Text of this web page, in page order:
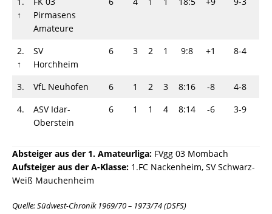
↑
Pirmasens
Amateure
2.
↑
SV
Horchheim
6 3 2 1 9:8 +1 8-4
3. VfL Neuhofen 6 1 2 3 8:16 -8
4-8
4.
ASV Idar-
Oberstein
6 1 1 4 8:14 -6 3-9
Absteiger aus der 1. Amateurliga: FVgg 03 Mombach
Aufsteiger aus der A-Klasse: 1.FC Nackenheim, SV Schwarz-
Weiß Mauchenheim
Quelle:Südwest-Chronik 1969/70 – 1973/74 (DSFS)